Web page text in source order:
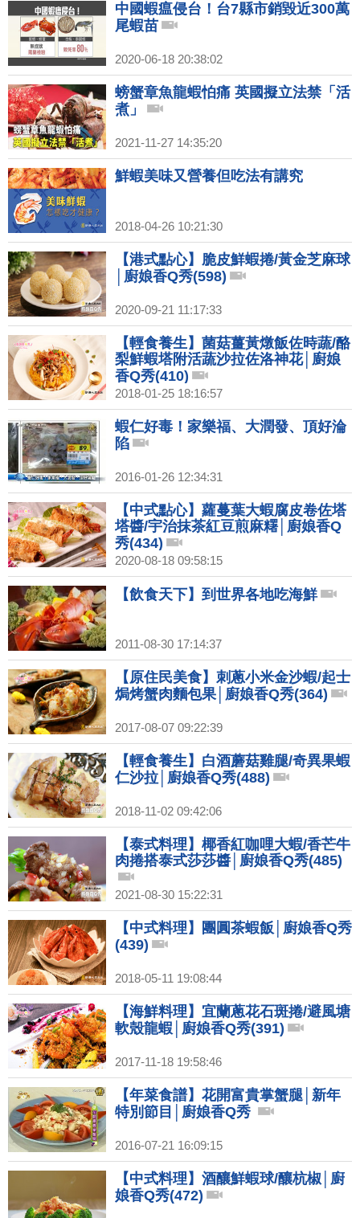
中國蝦瘟侵台！台7縣市銷毀近300萬
尾蝦苗
2020-06-18 20:38:02
螃蟹章魚龍蝦怕痛 英國擬立法禁「活
煮」
2021-11-27 14:35:20
鮮蝦美味又營養但吃法有講究
2018-04-26 10:21:30
【港式點心】脆皮鮮蝦捲/黃金芝麻球
│廚娘香Q秀(598)
2020-09-21 11:17:33
【輕食養生】菌菇薑黃燉飯佐時蔬/酪
梨鮮蝦塔附活蔬沙拉佐洛神花│廚娘
香Q秀(410)
2018-01-25 18:16:57
蝦仁好毒！家樂福、大潤發、頂好淪
陷
2016-01-26 12:34:31
【中式點心】蘿蔓葉大蝦腐皮卷佐塔
塔醬/宇治抹茶紅豆煎麻糬│廚娘香Q
秀(434)
2020-08-18 09:58:15
【飲食天下】到世界各地吃海鮮
2011-08-30 17:14:37
【原住民美食】刺蔥小米金沙蝦/起士
焗烤蟹肉麵包果│廚娘香Q秀(364)
2017-08-07 09:22:39
【輕食養生】白酒蘑菇雞腿/奇異果蝦
仁沙拉│廚娘香Q秀(488)
2018-11-02 09:42:06
【泰式料理】椰香紅咖哩大蝦/香芒牛
肉捲搭泰式莎莎醬│廚娘香Q秀(485)
2021-08-30 15:22:31
【中式料理】團圓茶蝦飯│廚娘香Q秀
(439)
2018-05-11 19:08:44
【海鮮料理】宜蘭蔥花石斑捲/避風塘
軟殼龍蝦│廚娘香Q秀(391)
2017-11-18 19:58:46
【年菜食譜】花開富貴掌蟹腿│新年
特別節目│廚娘香Q秀
2016-07-21 16:09:15
【中式料理】酒釀鮮蝦球/釀杭椒│廚
娘香Q秀(472)